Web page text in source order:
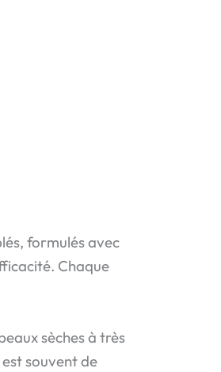
formulés avec
Chaque
sèches à très
souvent de